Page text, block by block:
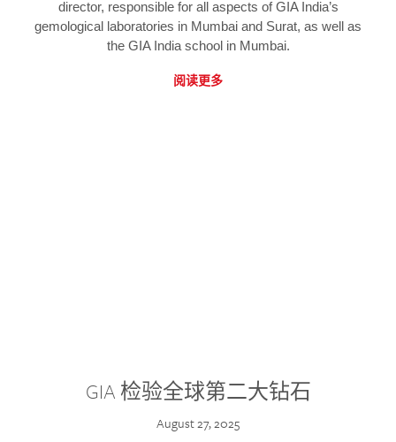
director, responsible for all aspects of GIA India’s
gemological laboratories in Mumbai and Surat, as well as
the GIA India school in Mumbai.
阅读更多
GIA 检验全球第二大钻石
August 27, 2025